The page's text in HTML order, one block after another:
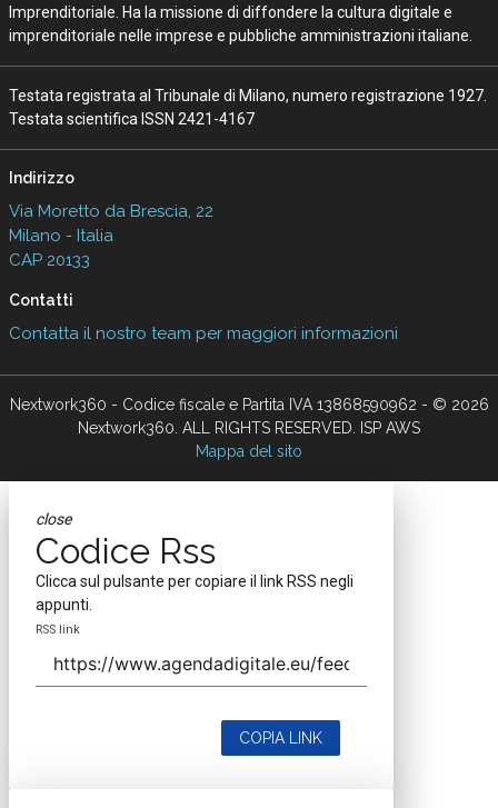
Imprenditoriale. Ha la missione di diffondere la cultura digitale e
imprenditoriale nelle imprese e pubbliche amministrazioni italiane.
Testata registrata al Tribunale di Milano, numero registrazione 1927.
Testata scientifica ISSN 2421-4167
Indirizzo
Via Moretto da Brescia, 22
Milano - Italia
CAP 20133
Contatti
Contatta il nostro team per maggiori informazioni
Nextwork360 - Codice fiscale e Partita IVA 13868590962 - © 2026
Nextwork360. ALL RIGHTS RESERVED. ISP AWS
Mappa del sito
close
Codice Rss
Clicca sul pulsante per copiare il link RSS negli
appunti.
RSS link
COPIA LINK